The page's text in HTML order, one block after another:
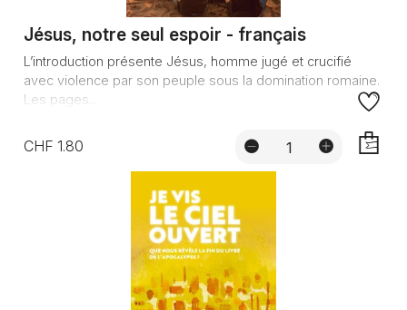
Jésus, notre seul espoir - français
L’introduction présente Jésus, homme jugé et crucifié
avec violence par son peuple sous la domination romaine.
Les pages...
CHF 1.80